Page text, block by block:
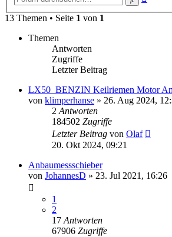
13 Themen • Seite 1 von 1
Themen
Antworten
Zugriffe
Letzter Beitrag
LX50_BENZIN Keilriemen Motor
von klimperhanse » 26. Aug 2024,
2 Antworten
184502 Zugriffe
Letzter Beitrag von Olaf
20. Okt 2024, 09:21
Anbaumessschieber
von JohannesD » 23. Jul 2021, 16:26
1
2
17 Antworten
67906 Zugriffe